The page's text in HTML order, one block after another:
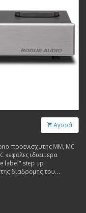
Αγορά
προενισχυτης MM, MC
κεφαλες ιδιαιτερα
label" step up
διαδρομης του
caps και καλωδιωσεις,